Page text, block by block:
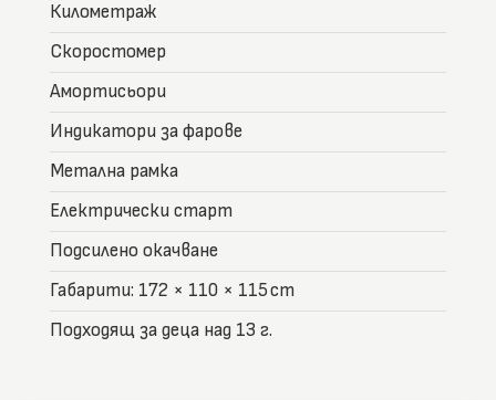
Километраж
Скоростомер
Амортисьори
Индикатори за фарове
Метална рамка
Електрически старт
Подсилено окачване
Габарити: 172 × 110 × 115 cm
Подходящ за деца над 13 г.